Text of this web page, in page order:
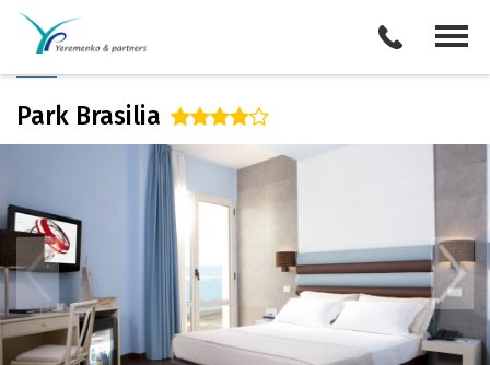
Описание отеля
Все туры
Park Brasilia